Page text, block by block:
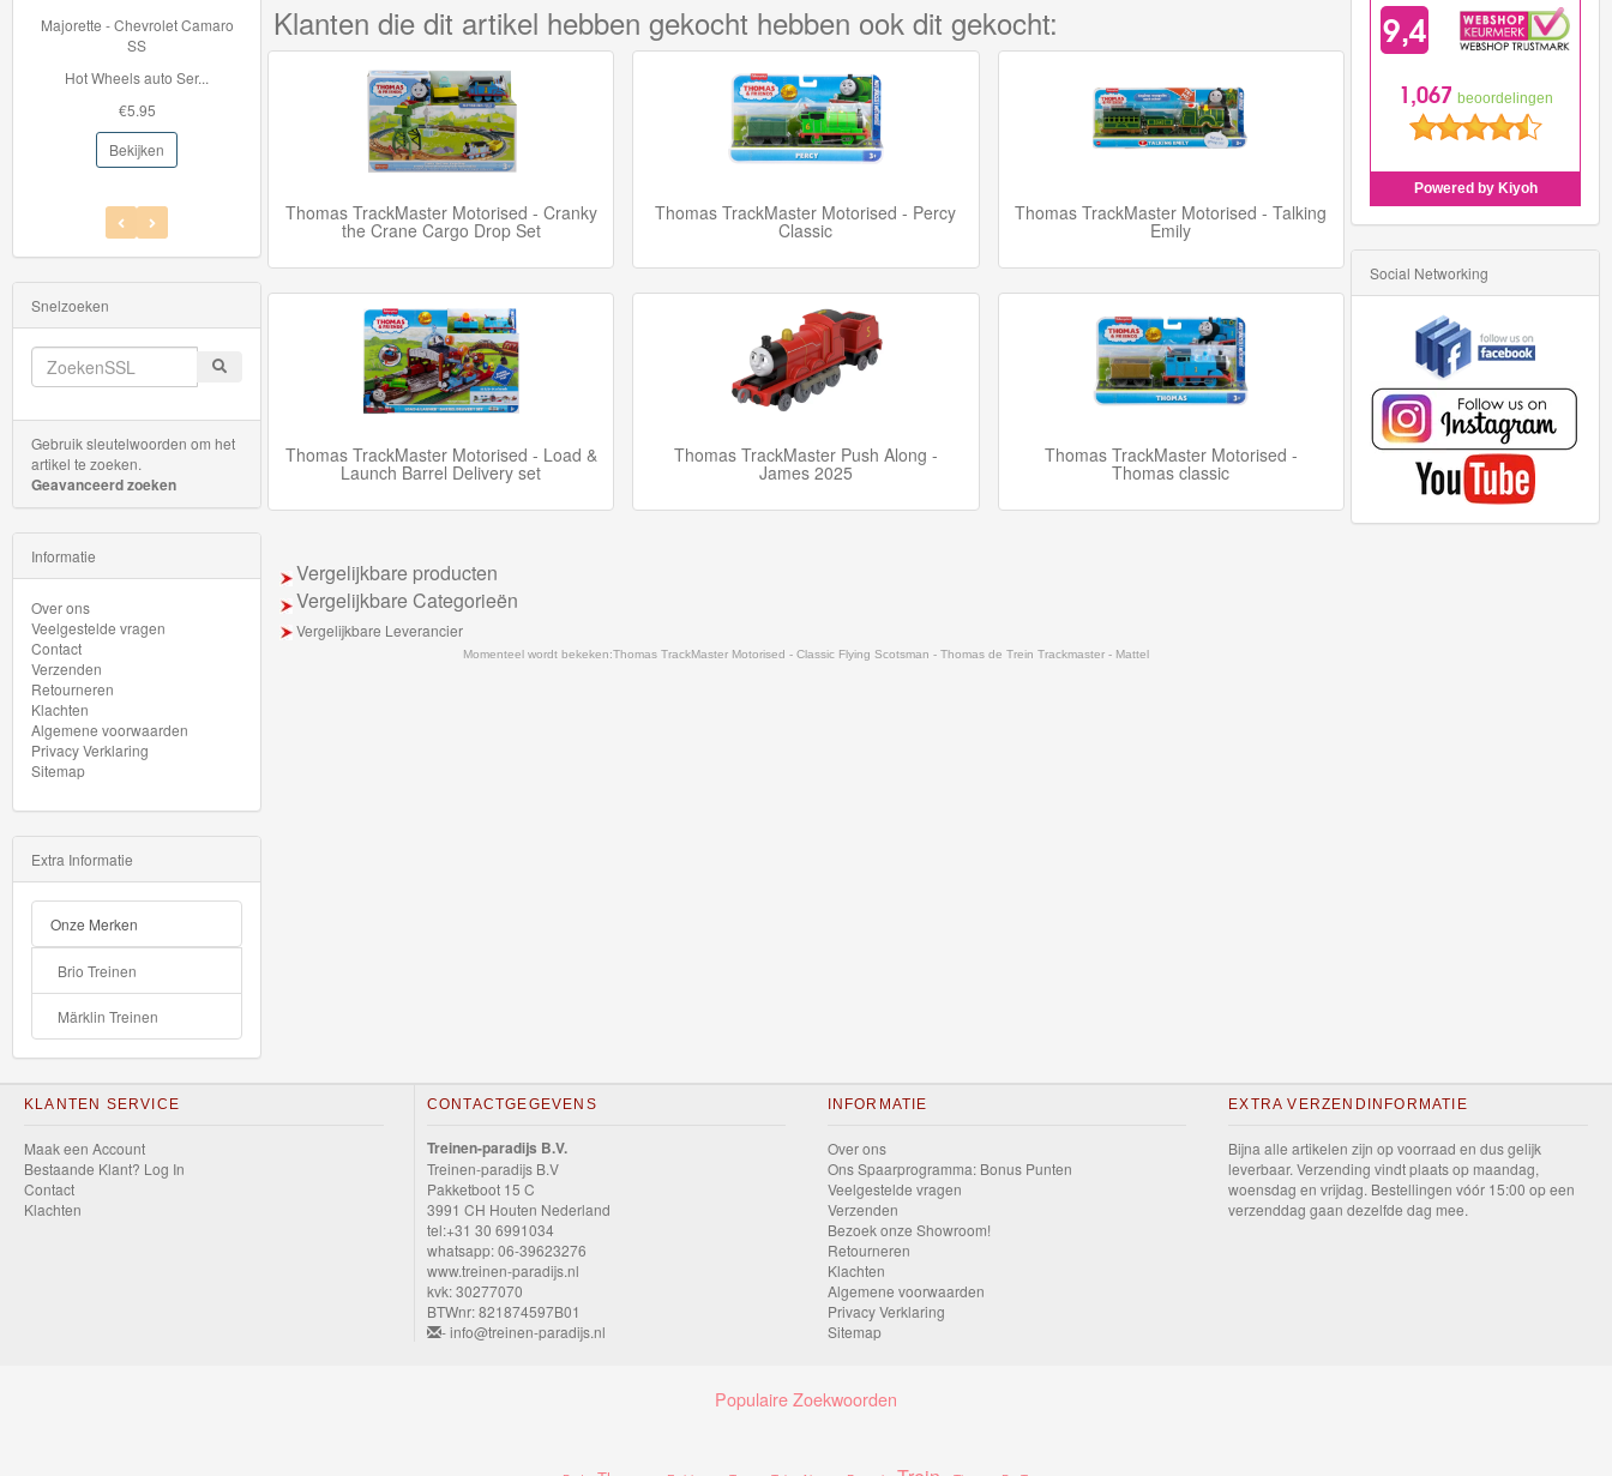
collectie
Thomas
Trackmaster
Push
Along
Thomas
de
trein
hout
Thomas
Adventures
Thomas
de
Trein
Accessoires
Thomas
Trein
Minis
Houten
Speelgoed
Thomas
Pre-
School
Hot
Wheels
Klanten die dit artikel hebben gekocht hebben ook dit gekocht:
Thomas TrackMaster Motorised - Cranky
the Crane Cargo Drop Set
Thomas TrackMaster Motorised - Percy
Classic
Thomas TrackMaster Motorised - Talking
Emily
Thomas TrackMaster Motorised - Load &
Launch Barrel Delivery set
Thomas TrackMaster Push Along -
James 2025
Thomas TrackMaster Motorised -
Thomas classic
Vergelijkbare producten
Vergelijkbare Categorieën
Vergelijkbare Leverancier
Momenteel wordt bekeken:Thomas TrackMaster Motorised - Classic Flying Scotsman - Thomas de Trein Trackmaster - Mattel
Majorette - Chevrolet Camaro
SS
Hot Wheels auto Ser...
€5.95
Bekijken
33996 BRIO Container Kraan
Met de 33996 Contain...
Bekijken
Snelzoeken
Gebruik sleutelwoorden om het
artikel te zoeken.
Geavanceerd zoeken
Informatie
Over ons
Veelgestelde vragen
Contact
Verzenden
Retourneren
Klachten
Algemene voorwaarden
Privacy Verklaring
Sitemap
Extra Informatie
Onze Merken
Brio Treinen
Märklin Treinen
Social Networking
KLANTEN SERVICE
Maak een Account
Bestaande Klant? Log In
Contact
Klachten
CONTACTGEGEVENS
Treinen-paradijs B.V.
Treinen-paradijs B.V
Pakketboot 15 C
3991 CH Houten Nederland
tel:+31 30 6991034
whatsapp: 06-39623276
www.treinen-paradijs.nl
kvk: 30277070
BTWnr: 821874597B01
- info@treinen-paradijs.nl
INFORMATIE
Over ons
Ons Spaarprogramma: Bonus Punten
Veelgestelde vragen
Verzenden
Bezoek onze Showroom!
Retourneren
Klachten
Algemene voorwaarden
Privacy Verklaring
Sitemap
EXTRA VERZENDINFORMATIE
Bijna alle artikelen zijn op voorraad en dus gelijk
leverbaar. Verzending vindt plaats op maandag,
woensdag en vrijdag. Bestellingen vóór 15:00 op een
verzenddag gaan dezelfde dag mee.
Populaire Zoekwoorden